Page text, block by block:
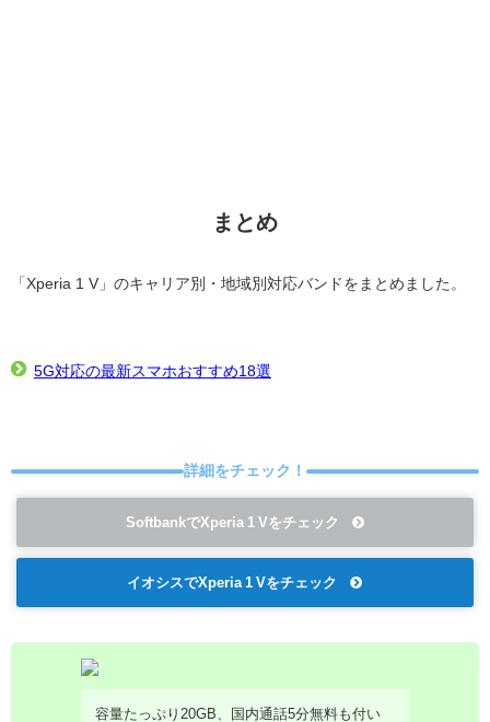
まとめ
「Xperia 1 V」のキャリア別・地域別対応バンドをまとめました。
5G対応の最新スマホおすすめ18選
詳細をチェック！
SoftbankでXperia 1 Vをチェック
イオシスでXperia 1 Vをチェック
容量たっぷり20GB、国内通話5分無料も付い